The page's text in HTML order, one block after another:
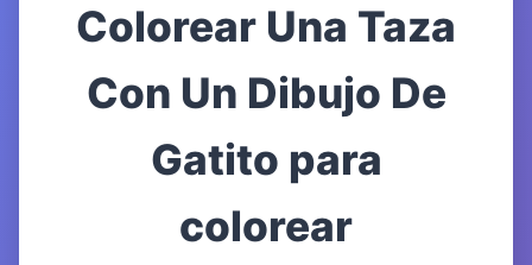
Colorear Una Taza
Con Un Dibujo De
Gatito para
colorear